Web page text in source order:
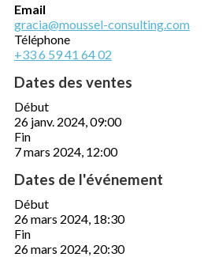
Email
gracia@moussel-consulting.com
Téléphone
+33 6 59 41 64 02
Dates des ventes
Début
26 janv. 2024, 09:00
Fin
7 mars 2024, 12:00
Dates de l'événement
Début
26 mars 2024, 18:30
Fin
26 mars 2024, 20:30